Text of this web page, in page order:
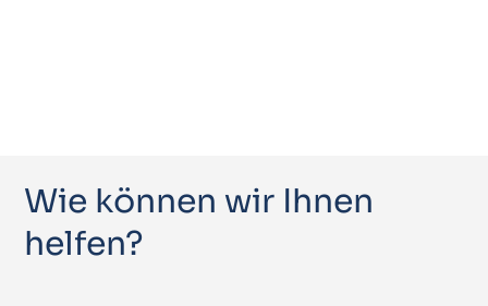
Wie können wir Ihnen
helfen?